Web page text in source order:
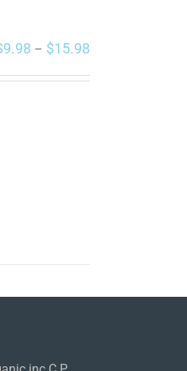
9.98 – $15.98